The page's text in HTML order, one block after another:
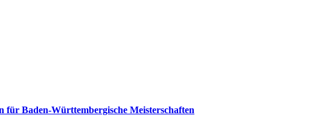
- Abteilung Turnen
Baden-Württembergische Meisterschaften